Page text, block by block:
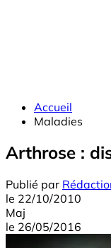
Accueil
Maladies
Arthrose :
Publié par
le 22/10/2010
Maj
le 26/05/2016